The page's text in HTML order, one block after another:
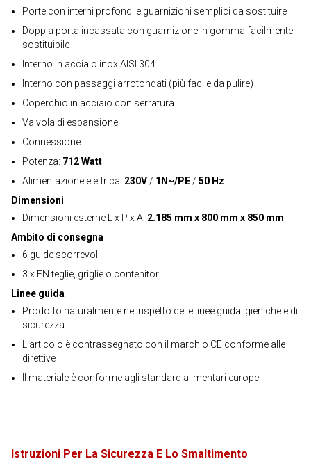
Porte con interni profondi e guarnizioni semplici da sostituire
Doppia porta incassata con guarnizione in gomma facilmente
sostituibile
Interno in acciaio inox AISI 304
Interno con passaggi arrotondati (più facile da pulire)
Coperchio in acciaio con serratura
Valvola di espansione
Connessione
Potenza: 712 Watt
Alimentazione elettrica: 230V / 1N~/PE / 50 Hz
Dimensioni
Dimensioni esterne L x P x A: 2.185 mm x 800 mm x 850 mm
Ambito di consegna
6 guide scorrevoli
3 x EN teglie, griglie o contenitori
Linee guida
Prodotto naturalmente nel rispetto delle linee guida igieniche e di
sicurezza
L'articolo è contrassegnato con il marchio CE conforme alle
direttive
Il materiale è conforme agli standard alimentari europei
Istruzioni Per La Sicurezza E Lo Smaltimento